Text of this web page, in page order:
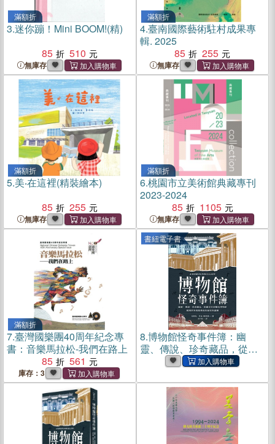
滿額折
3.迷你蹦！Mini BOOM!(精)
85
510
無庫存
滿額折
4.臺南國際藝術駐村成果專
輯. 2025
85
255
無庫存
滿額折
5.美‧在這裡(精裝繪本)
85
255
無庫存
滿額折
6.桃園市立美術館典藏專刊
2023-2024
85
1105
無庫存
滿額折
7.臺灣國樂團40周年紀念專
書：音樂馬拉松-我們在路上
85
561
庫存：3
書紐電子書
8.博物館怪奇事件簿：幽
靈、傳說、珍奇藏品，從羅
浮宮到麵包博物館，揭開世
子書)